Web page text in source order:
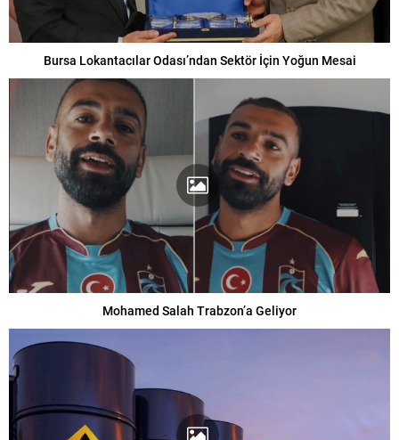
Bursa Lokantacılar Odası’ndan Sektör İçin Yoğun Mesai
Mohamed Salah Trabzon’a Geliyor